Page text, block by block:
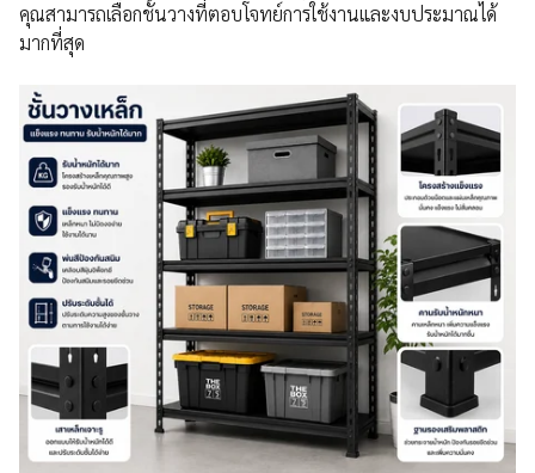
คุณสามารถเลือกชั้นวางที่ตอบโจทย์การใช้งานและงบประมาณได้
มากที่สุด